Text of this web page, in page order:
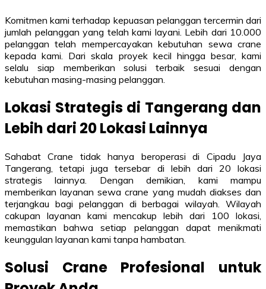
Komitmen kami terhadap kepuasan pelanggan tercermin dari
jumlah pelanggan yang telah kami layani. Lebih dari 10.000
pelanggan telah mempercayakan kebutuhan sewa crane
kepada kami. Dari skala proyek kecil hingga besar, kami
selalu siap memberikan solusi terbaik sesuai dengan
kebutuhan masing-masing pelanggan.
Lokasi Strategis di Tangerang dan
Lebih dari 20 Lokasi Lainnya
Sahabat Crane tidak hanya beroperasi di Cipadu Jaya
Tangerang, tetapi juga tersebar di lebih dari 20 lokasi
strategis lainnya. Dengan demikian, kami mampu
memberikan layanan sewa crane yang mudah diakses dan
terjangkau bagi pelanggan di berbagai wilayah. Wilayah
cakupan layanan kami mencakup lebih dari 100 lokasi,
memastikan bahwa setiap pelanggan dapat menikmati
keunggulan layanan kami tanpa hambatan.
Solusi Crane Profesional untuk